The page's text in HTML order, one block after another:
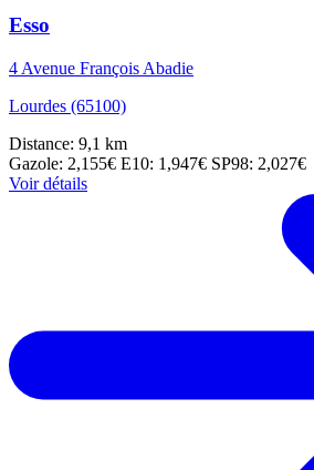
Esso
4 Avenue François Abadie
Lourdes (65100)
Distance: 9,1 km
Gazole: 2,155€ E10: 1,947€ SP98: 2,027€
Voir détails